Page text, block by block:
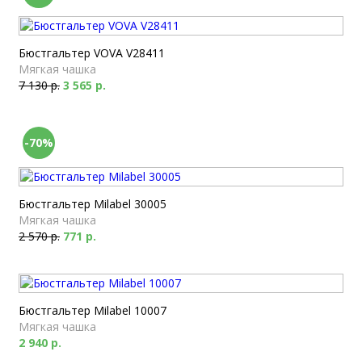
Бюстгальтер VOVA V28411
Мягкая чашка
7 130 р. 3 565 р.
-70%
Бюстгальтер Milabel 30005
Мягкая чашка
2 570 р. 771 р.
Бюстгальтер Milabel 10007
Мягкая чашка
2 940 р.